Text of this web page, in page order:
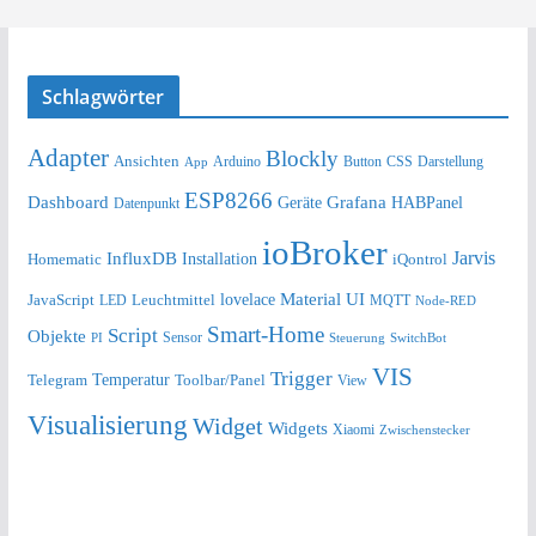
Schlagwörter
Adapter Ansichten App Arduino Blockly Button CSS Darstellung
Dashboard Datenpunkt ESP8266 Geräte Grafana HABPanel
Homematic InfluxDB Installation ioBroker iQontrol Jarvis
JavaScript LED Leuchtmittel lovelace Material UI MQTT Node-RED
Objekte PI Script Sensor Smart-Home Steuerung SwitchBot
Telegram Temperatur Toolbar/Panel Trigger View VIS
Visualisierung Widget Widgets Xiaomi Zwischenstecker